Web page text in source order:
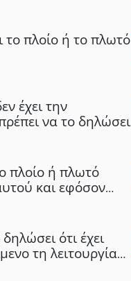
το πλοίο ή το πλωτό
έχει την
να το δηλώσει
πλοίο ή πλωτό
και εφόσον
ότι έχει
τη λειτουργία